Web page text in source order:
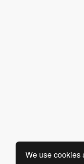
We use cookies